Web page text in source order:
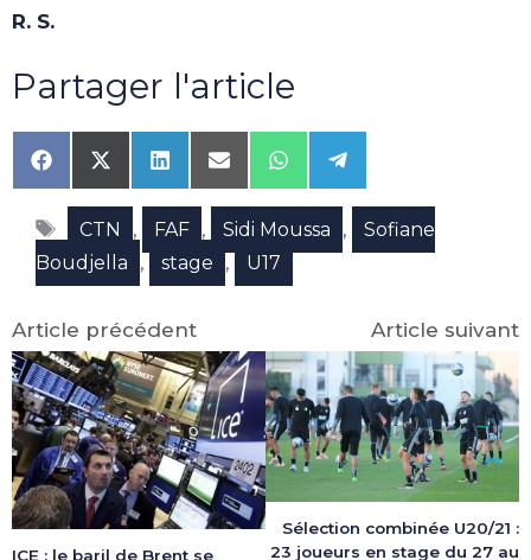
R. S.
Partager l'article
Share
on
Facebook
Share
on
X
(Twitter)
Share
on
LinkedIn
Share
on
Email
Share
on
WhatsApp
Share
on
Telegram
Étiquettes
CTN , FAF , Sidi Moussa ,
Sofiane
Boudjella
, stage , U17
Article précédent
ICE : le baril de Brent se
Article suivant
Sélection combinée U20/21 :
23 joueurs en stage du 27 au